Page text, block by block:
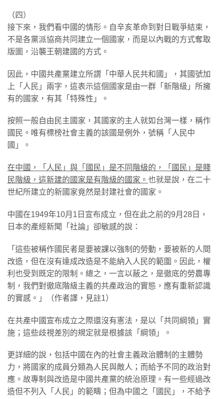
（四）
接下來，我們看中國的情形。自辛亥革命到對日戰爭結束，
不是各黨派協商共同建立一個國家，而是以內戰的方式奪取
版圖，沿襲王朝建國的方式。
因此，中國共產黨建立所謂「中華人民共和國」，其國號加
上「人民」兩字，這表示這個國家是由一群「新階級」所擁
有的國家，有其「特殊性」。
按照一般自由民主國家，其國家的主人就如台灣一樣，稱作
國民。唯有標榜社會主義的該國是例外，號稱「人民中
國」。
在中國，「人民」與「國民」是不同階級的，「國民」是賤
民階級，這新建的國家是有階級的國家。 也就是說，在二十
世紀所建立的新國家竟然是封建社會的國家。
中國在1949年10月1日宣布成立，但在此之前的9月28日，
日本的產經新聞「社論」卻敏感的說：
「這些被稱作國民者是要被課以強制的勞動，要被新的人間
改造，但在沒有達成改造是不能納入人民的範圍。因此，權
利也受到既定的限制。總之，一言以蔽之，是徹底的勞農專
制，我們對徹底階級主義的共產政治的實態，應有重新認識
的實感。」（作者譯，見註1）
在共產中國宣布成立之際還沒有憲法，是以「共同綱領」實
施；這些歧視差別的規定就是根據該「綱領」。
更詳細的說，包括中國在內的社會主義政治體制的主體勢
力，將國家的成員分類為人民與敵人；而給予不同的政治對
應。故專制與改造是中國共產黨的統治原理。有一些經過改
造但不列入「人民」的範疇；但為中國之「國民」，不給予